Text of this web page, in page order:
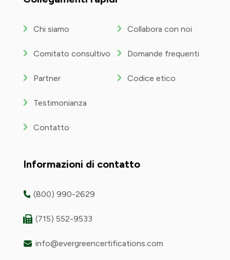
Chi siamo
Comitato consultivo
Partner
Testimonianza
Contatto
Collabora con noi
Domande frequenti
Codice etico
Informazioni di contatto
(800) 990-2629
(715) 552-9533
info@evergreencertifications.com